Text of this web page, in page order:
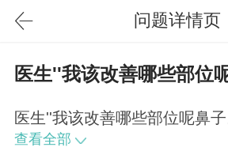
问题详情页
医生''我该改善哪些部位
医生''我该改善哪些部位呢鼻子
查看全部